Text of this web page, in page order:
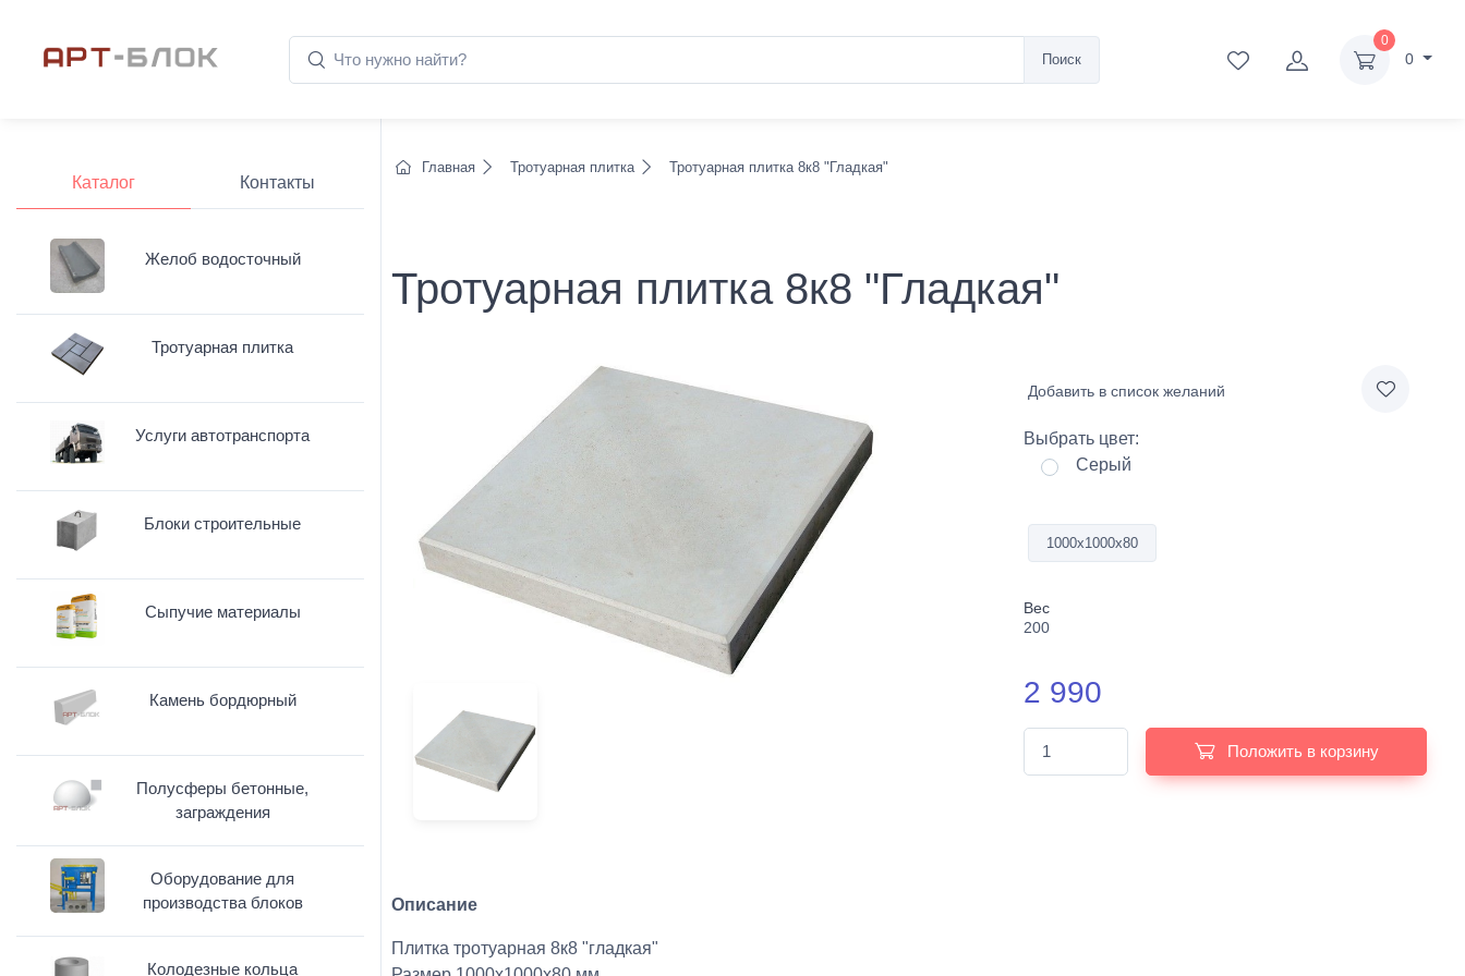
Поиск
0
0
Главная Тротуарная плитка Тротуарная плитка 8к8 "Гладкая"
Тротуарная плитка 8к8 "Гладкая"
Добавить в список желаний
Выбрать цвет:
Серый
1000х1000х80
Вес
200
2 990
Положить в корзину
Описание
Плитка тротуарная 8к8 "гладкая"
Каталог Контакты
Желоб водосточный
Тротуарная плитка
Услуги автотранспорта
Блоки строительные
Сыпучие материалы
Камень бордюрный
Полусферы бетонные,
заграждения
Оборудование для
производства блоков
Колодезные кольца